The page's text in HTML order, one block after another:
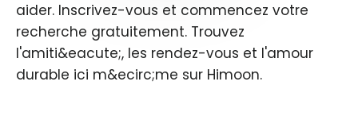
aider. Inscrivez-vous et commencez votre
recherche gratuitement. Trouvez
l'amiti&eacute;, les rendez-vous et l'amour
durable ici m&ecirc;me sur Himoon.